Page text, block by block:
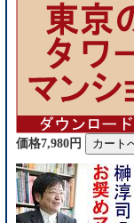
価格7,980円